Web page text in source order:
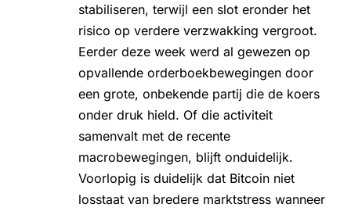
stabiliseren, terwijl een slot eronder het
risico op verdere verzwakking vergroot.
Eerder deze week werd al gewezen op
opvallende orderboekbewegingen door
een grote, onbekende partij die de koers
onder druk hield. Of die activiteit
samenvalt met de recente
macrobewegingen, blijft onduidelijk.
Voorlopig is duidelijk dat Bitcoin niet
losstaat van bredere marktstress wanneer